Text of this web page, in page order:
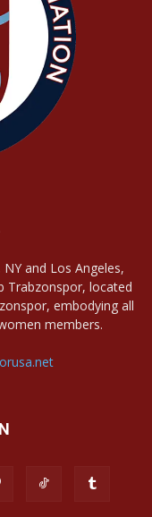
and Los Angeles,
Trabzonspor, located
embodying all
members.